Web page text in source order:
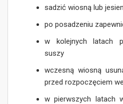
sadzić wiosną lub
po posadzeniu
w kolejnych latach
suszy
wczesną wiosną
przed rozpoczęciem
w pierwszych latach